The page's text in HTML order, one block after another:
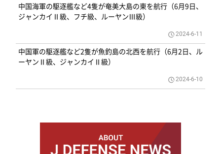
中国海軍の駆逐艦など4隻が奄美大島の東を航行（6月9日、
ジャンカイⅡ級、フチ級、ルーヤンⅢ級）
2024-6-11
中国軍の駆逐艦など2隻が魚釣島の北西を航行（6月2日、ル
ーヤンⅡ級、ジャンカイⅡ級）
2024-6-10